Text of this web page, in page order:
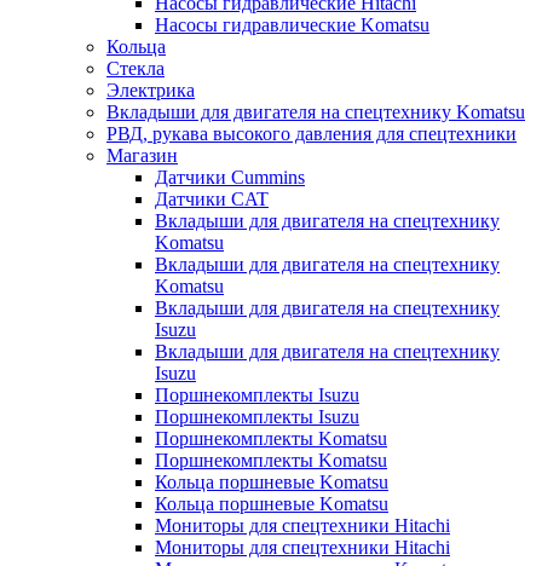
Насосы гидравлические Komatsu
Кольца
Стекла
Электрика
Вкладыши для двигателя на спецтехнику Komatsu
РВД, рукава высокого давления для спецтехники
Магазин
Датчики Cummins
Датчики CAT
Вкладыши для двигателя на спецтехнику
Komatsu
Вкладыши для двигателя на спецтехнику
Komatsu
Вкладыши для двигателя на спецтехнику
Isuzu
Вкладыши для двигателя на спецтехнику
Isuzu
Поршнекомплекты Isuzu
Поршнекомплекты Isuzu
Поршнекомплекты Komatsu
Поршнекомплекты Komatsu
Кольца поршневые Komatsu
Кольца поршневые Komatsu
Мониторы для спецтехники Hitachi
Мониторы для спецтехники Hitachi